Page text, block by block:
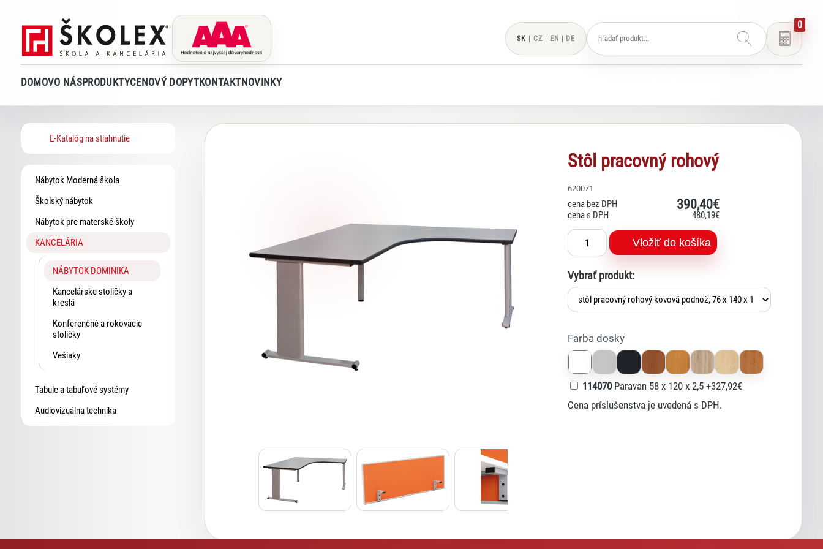
SK | CZ | EN | DE
0
DOMOVO NÁSPRODUKTYCENOVÝ DOPYTKONTAKTNOVINKY
E-Katalóg na stiahnutie
Nábytok Moderná škola
Školský nábytok
Nábytok pre materské školy
KANCELÁRIA
NÁBYTOK DOMINIKA
Kancelárske stoličky a
kreslá
Konferenčné a rokovacie
stoličky
Vešiaky
Tabule a tabuľové systémy
Audiovizuálna technika
Stôl pracovný rohový
620071
cena bez DPH 390,40€
cena s DPH 480,19€
Vložiť do košíka
Vybrať produkt:
Farba dosky
114070Paravan 58 x 120 x 2,5+327,92€
Cena príslušenstva je uvedená s DPH.
Lexi
Asistent pre školský nábytok a
vybavenie tried